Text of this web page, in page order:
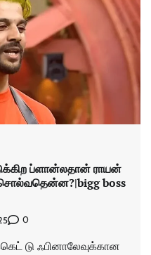
ப்ளான்லதான் ராயன்
boss
0
டு ஃபினாலேவுக்கான